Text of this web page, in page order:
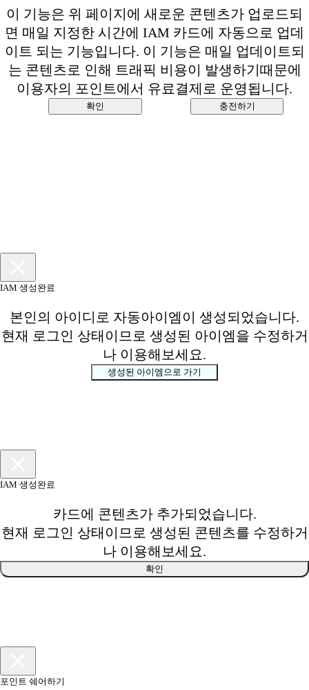
이 기능은 위 페이지에 새로운 콘텐츠가 업로드되
면 매일 지정한 시간에 IAM 카드에 자동으로 업데
이트 되는 기능입니다. 이 기능은 매일 업데이트되
는 콘텐츠로 인해 트래픽 비용이 발생하기때문에
이용자의 포인트에서 유료결제로 운영됩니다.
확인 충전하기
IAM 생성완료
본인의 아이디로 자동아이엠이 생성되었습니다.
현재 로그인 상태이므로 생성된 아이엠을 수정하거
나 이용해보세요.
생성된 아이엠으로 가기
IAM 생성완료
카드에 콘텐츠가 추가되었습니다.
현재 로그인 상태이므로 생성된 콘텐츠를 수정하거
나 이용해보세요.
확인
포인트 쉐어하기